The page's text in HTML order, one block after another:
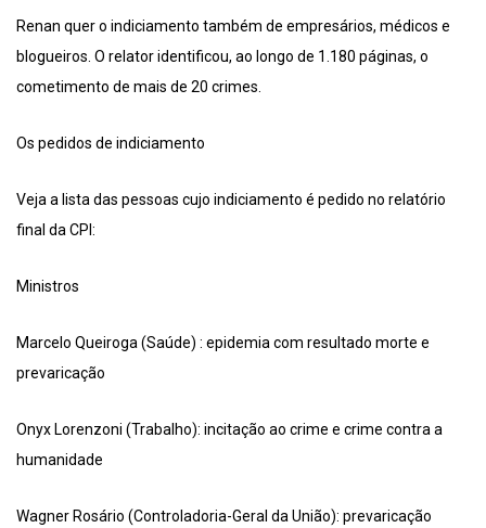
Renan quer o indiciamento também de empresários, médicos e
blogueiros. O relator identificou, ao longo de 1.180 páginas, o
cometimento de mais de 20 crimes.
Os pedidos de indiciamento
Veja a lista das pessoas cujo indiciamento é pedido no relatório
final da CPI:
Ministros
Marcelo Queiroga (Saúde) : epidemia com resultado morte e
prevaricação
Onyx Lorenzoni (Trabalho): incitação ao crime e crime contra a
humanidade
Wagner Rosário (Controladoria-Geral da União): prevaricação